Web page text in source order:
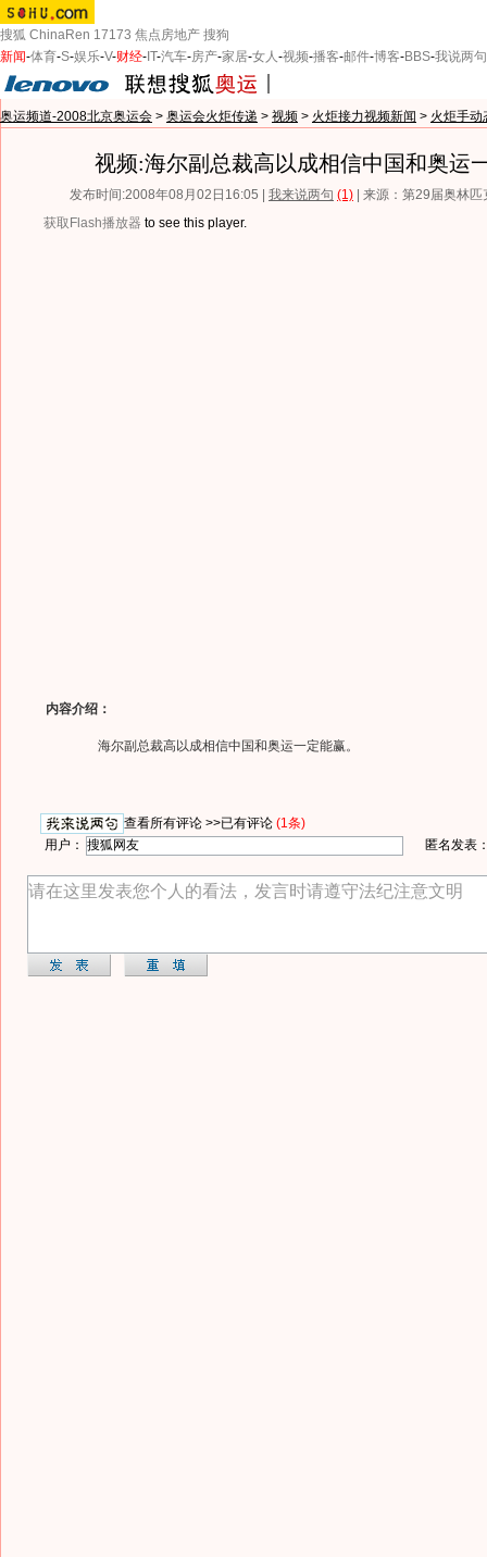
搜狐 ChinaRen 17173 焦点房地产 搜狗
新闻-体育-S-娱乐-V-财经- IT-汽车-房产-家居-女人-视频-播客-邮件-博客-BBS-我说两句
奥运频道-2008北京奥运会 > 奥运会火炬传递 > 视频 > 火炬接力视频新闻 > 火炬手动
视频:海尔副总裁高以成相信中国和奥运
发布时间:2008年08月02日16:05 | 我来说两句 (1) | 来源：第29届奥林
获取Flash播放器 to see this player.
内容介绍：
海尔副总裁高以成相信中国和奥运一定能赢。
查看所有评论 >>已有评论 (1条)
用户：
匿名发表